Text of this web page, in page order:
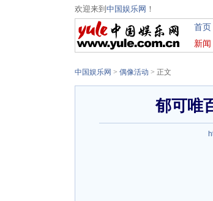
欢迎来到 中国娱乐网 ！
首页
新闻
中国娱乐网 > 偶像活动 > 正文
郁可唯